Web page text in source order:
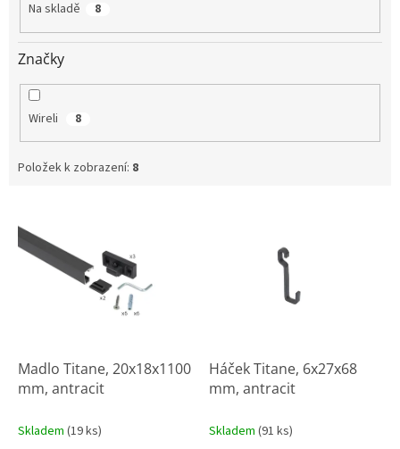
Na skladě 8
Značky
Wireli 8
Položek k zobrazení: 8
p
Madlo Titane, 20x18x1100
mm, antracit
Skladem (19 ks)
Háček Titane, 6x27x68
mm, antracit
Skladem (91 ks)